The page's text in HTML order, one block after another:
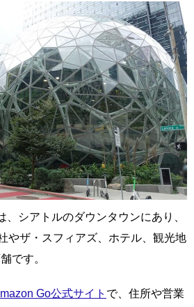
、シアトルのダウンタウンにあり、
やザ・スフィアズ、ホテル、観光地
です。
Go公式サイト で、住所や営業